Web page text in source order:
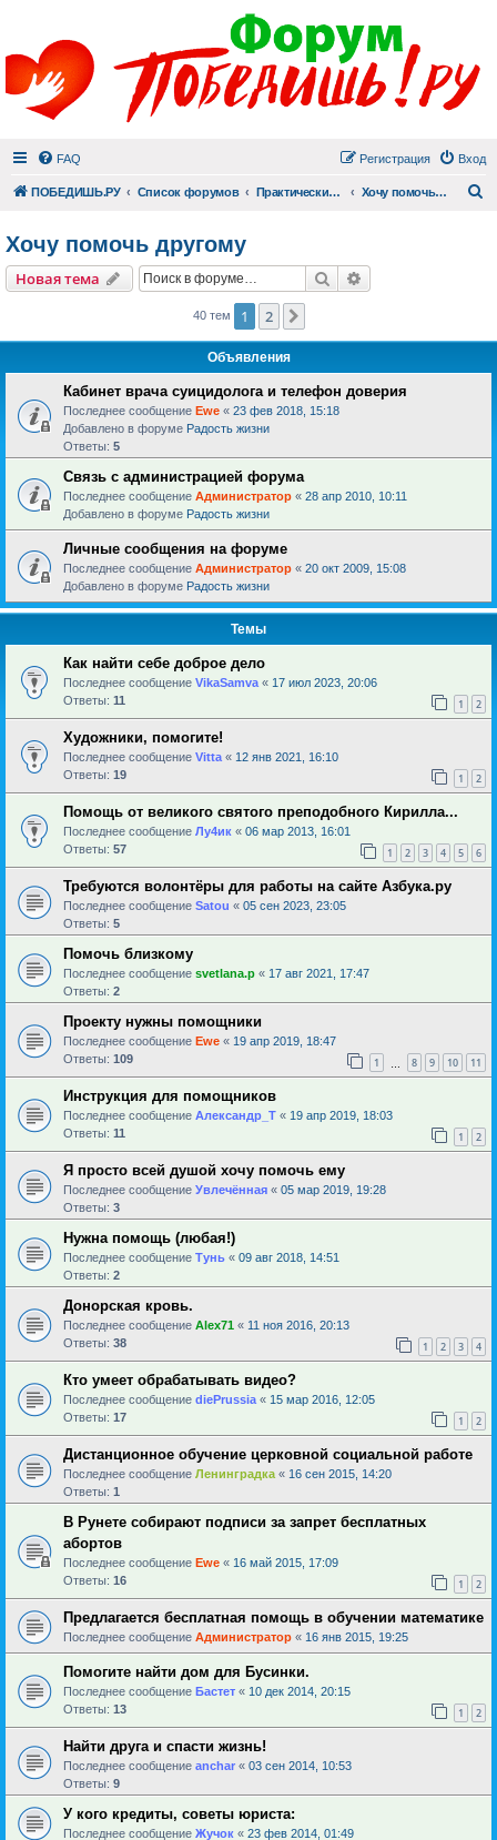
FAQ Вход
Регистрация
ПОБЕДИШЬ.РУ Список форумов Практический раздел Хочу помочь другому
Хочу помочь другому
Новая тема Поиск
40 тем 1 2
Объявления
Кабинет врача суицидолога и телефон доверия
Последнее сообщение Ewe « 23 фев 2018, 15:18
Добавлено в форуме Радость жизни
Ответы: 5
Связь с администрацией форума
Последнее сообщение Администратор « 28 апр 2010, 10:11
Добавлено в форуме Радость жизни
Личные сообщения на форуме
Последнее сообщение Администратор « 20 окт 2009, 15:08
Добавлено в форуме Радость жизни
Темы
Как найти себе доброе дело
Последнее сообщение VikaSamva « 17 июл 2023, 20:06
Ответы: 11 1 2
Художники, помогите!
Последнее сообщение Vitta « 12 янв 2021, 16:10
Ответы: 19 1 2
Помощь от великого святого преподобного Кирилла...
Последнее сообщение Лу4ик « 06 мар 2013, 16:01
Ответы: 57 1 2 3 4 5 6
Требуются волонтёры для работы на сайте Азбука.ру
Последнее сообщение Satou « 05 сен 2023, 23:05
Ответы: 5
Помочь близкому
Последнее сообщение svetlana.p « 17 авг 2021, 17:47
Ответы: 2
Проекту нужны помощники
Последнее сообщение Ewe « 19 апр 2019, 18:47
Ответы: 109 1 8 9 10 11
Инструкция для помощников
Последнее сообщение Александр_Т « 19 апр 2019, 18:03
Ответы: 11 1 2
Я просто всей душой хочу помочь ему
Последнее сообщение Увлечённая « 05 мар 2019, 19:28
Ответы: 3
Нужна помощь (любая!)
Последнее сообщение Тунь « 09 авг 2018, 14:51
Ответы: 2
Донорская кровь.
Последнее сообщение Alex71 « 11 ноя 2016, 20:13
Ответы: 38 1 2 3 4
Кто умеет обрабатывать видео?
Последнее сообщение diePrussia « 15 мар 2016, 12:05
Ответы: 17 1 2
Дистанционное обучение церковной социальной работе
Последнее сообщение Ленинградка « 16 сен 2015, 14:20
Ответы: 1
В Рунете собирают подписи за запрет бесплатных
абортов
Последнее сообщение Ewe « 16 май 2015, 17:09
Ответы: 16 1 2
Предлагается бесплатная помощь в обучении математике
Последнее сообщение Администратор « 16 янв 2015, 19:25
Помогите найти дом для Бусинки.
Последнее сообщение Бастет « 10 дек 2014, 20:15
Ответы: 13 1 2
Найти друга и спасти жизнь!
Последнее сообщение anchar « 03 сен 2014, 10:53
Ответы: 9
У кого кредиты, советы юриста:
Последнее сообщение Жучок « 23 фев 2014, 01:49